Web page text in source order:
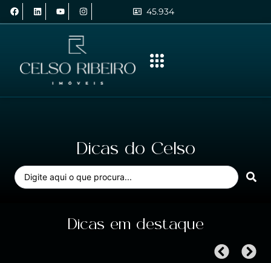
45.934
Dicas do Celso
Dicas em destaque